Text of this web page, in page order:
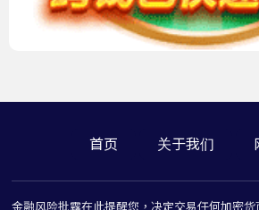
首页 关于我们
金融风险批露在此提醒您，决定交易任何加密